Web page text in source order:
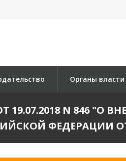
Органы власти
N 846 "О
ФЕДЕРАЦИИ ОТ